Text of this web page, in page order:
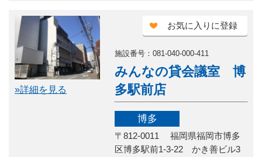
»詳細を見る
施設番号：081-040-000-411
お気に入りに登録
みんなの貸会議室 博
多駅前店
博多
〒812-0011 福岡県福岡市博多
区博多駅前1-3-22 かき善ビル3